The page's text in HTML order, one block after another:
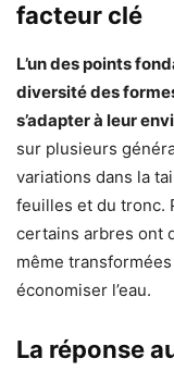
facteur clé
L’un des points
diversité des
s’adapter à leur
sur plusieurs
variations dans la
feuilles et du tronc.
certains arbres ont
même
économiser l’eau.
La réponse